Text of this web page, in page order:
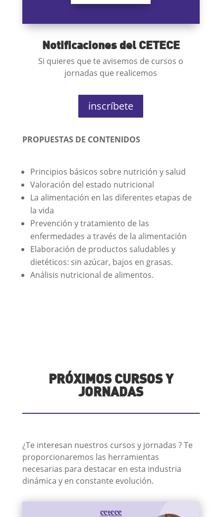
Notificaciones del CETECE
Si quieres que te avisemos de cursos o
jornadas que realicemos
inscríbete
PROPUESTAS DE CONTENIDOS
Principios básicos sobre nutrición y salud
Valoración del estado nutricional
La alimentación en las diferentes etapas de
la vida
Prevención y tratamiento de las
enfermedades a través de la alimentación
Elaboración de productos saludables y
dietéticos: sin azúcar, bajos en grasas.
Análisis nutricional de alimentos.
PRÓXIMOS CURSOS Y
JORNADAS
¿Te interesan nuestros cursos y jornadas ? Te
proporcionaremos las herramientas
necesarias para destacar en esta industria
dinámica y en constante evolución.